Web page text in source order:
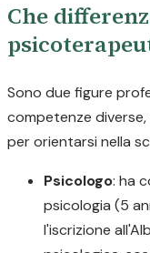
Che
Sono due figure
competenze
per orientarsi nella
Psicologo: ha
psicologia (5
l'iscrizione